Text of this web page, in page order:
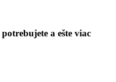
potrebujete a ešte viac